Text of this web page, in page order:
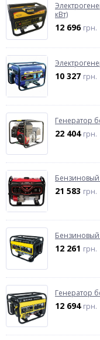
кВт)
12 696 грн.
10 327 грн.
Генератор
22 404 грн.
Бензиновый
21 583 грн.
Бензиновый
12 261 грн.
Генератор
12 694 грн.